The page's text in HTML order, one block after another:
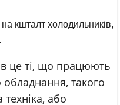
кшталт холодильників,
це ті, що працюють
обладнання, такого
або